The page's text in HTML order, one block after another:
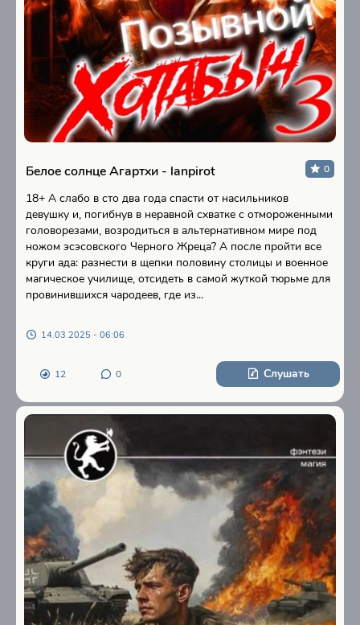
Белое солнце Агартхи - lanpirot 0
18+ А слабо в сто два года спасти от насильников
девушку и, погибнув в неравной схватке с отмороженными
головорезами, возродиться в альтернативном мире под
ножом эсэсовского Черного Жреца? А после пройти все
круги ада: разнести в щепки половину столицы и военное
магическое училище, отсидеть в самой жуткой тюрьме для
провинившихся чародеев, где из...
14.03.2025 - 06:06
12 0 Слушать